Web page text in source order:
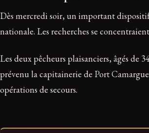
Dès mercredi soir, un important
nationale. Les recherches se
Les deux pêcheurs plaisanciers, âgés de
prévenu la capitainerie de Port
opérations de secours.